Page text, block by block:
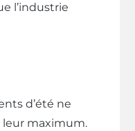
l’industrie
d’été ne
leur maximum.